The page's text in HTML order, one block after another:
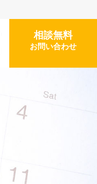
相談無料
お問い合わせ